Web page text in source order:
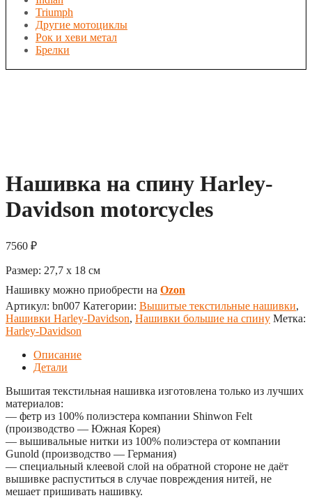
Triumph
Другие мотоциклы
Рок и хеви метал
Брелки
Нашивка на спину Harley-
Davidson motorcycles
7560 ₽
Размер: 27,7 x 18 см
Нашивку можно приобрести на Ozon
Артикул: bn007 Категории: Вышитые текстильные нашивки,
Нашивки Harley-Davidson, Нашивки большие на спину Метка:
Harley-Davidson
Описание
Детали
Вышитая текстильная нашивка изготовлена только из лучших
материалов:
— фетр из 100% полиэстера компании Shinwon Felt
(производство — Южная Корея)
— вышивальные нитки из 100% полиэстера от компании
Gunold (производство — Германия)
— специальный клеевой слой на обратной стороне не даёт
вышивке распуститься в случае повреждения нитей, не
мешает пришивать нашивку.